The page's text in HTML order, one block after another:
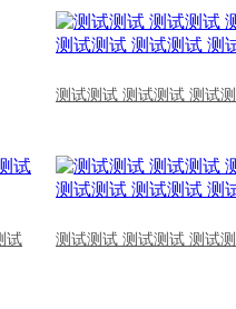
测试测试 测试测试 测试
试 测试测试 测试测试 测试